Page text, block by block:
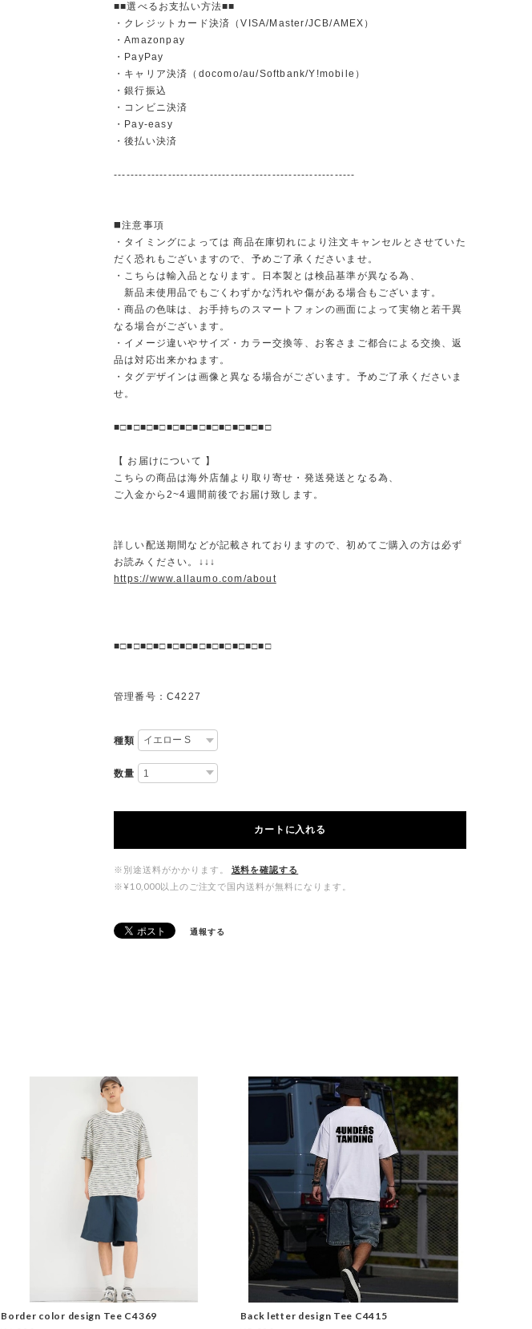
■■選べるお支払い方法■■
・クレジットカード決済（VISA/Master/JCB/AMEX）
・Amazonpay
・PayPay
・キャリア決済（docomo/au/Softbank/Y!mobile）
・銀行振込
・コンビニ決済
・Pay-easy
・後払い決済
----------------------------------------------------------
◼️注意事項
・タイミングによっては 商品在庫切れにより注文キャンセルとさせていた
だく恐れもございますので、予めご了承くださいませ。
・こちらは輸入品となります。日本製とは検品基準が異なる為、
新品未使用品でもごくわずかな汚れや傷がある場合もございます。
・商品の色味は、お手持ちのスマートフォンの画面によって実物と若干異
なる場合がございます。
・イメージ違いやサイズ・カラー交換等、お客さまご都合による交換、返
品は対応出来かねます。
・タグデザインは画像と異なる場合がございます。予めご了承くださいま
せ。
■□■□■□■□■□■□■□■□■□■□■□■□
【 お届けについて 】
こちらの商品は海外店舗より取り寄せ・発送発送となる為、
ご入金から2~4週間前後でお届け致します。
詳しい配送期間などが記載されておりますので、初めてご購入の方は必ず
お読みください。↓↓↓
https://www.allaumo.com/about
■□■□■□■□■□■□■□■□■□■□■□■□
管理番号：C4227
種類
数量
カートに入れる
※別途送料がかかります。
送料を確認する
※¥10,000以上のご注文で国内送料が無料になります。
通報する
Border color design Tee C4369
Back letter design Tee C4415